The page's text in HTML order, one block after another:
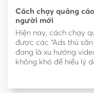
Cách chạy quảng
người mới
Hiện nay, cách chạy
được các “Ads thủ
đang là xu hướng
không khó để hiểu lý